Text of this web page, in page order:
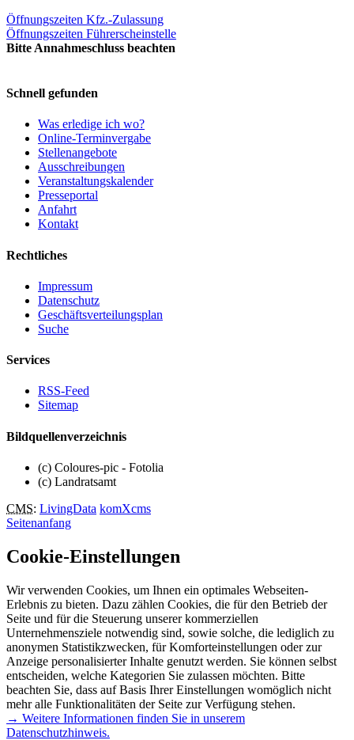
Öffnungszeiten Kfz.-Zulassung
Öffnungszeiten Führerscheinstelle
Bitte Annahmeschluss beachten
Schnell gefunden
Was erledige ich wo?
Online-Terminvergabe
Stellenangebote
Ausschreibungen
Veranstaltungskalender
Presseportal
Anfahrt
Kontakt
Rechtliches
Impressum
Datenschutz
Geschäftsverteilungsplan
Suche
Services
RSS-Feed
Sitemap
Bildquellenverzeichnis
(c) Coloures-pic - Fotolia
(c) Landratsamt
CMS: LivingData komXcms
Seitenanfang
Cookie-Einstellungen
Wir verwenden Cookies, um Ihnen ein optimales Webseiten-
Erlebnis zu bieten. Dazu zählen Cookies, die für den Betrieb der
Seite und für die Steuerung unserer kommerziellen
Unternehmensziele notwendig sind, sowie solche, die lediglich zu
anonymen Statistikzwecken, für Komforteinstellungen oder zur
Anzeige personalisierter Inhalte genutzt werden. Sie können selbst
entscheiden, welche Kategorien Sie zulassen möchten. Bitte
beachten Sie, dass auf Basis Ihrer Einstellungen womöglich nicht
mehr alle Funktionalitäten der Seite zur Verfügung stehen.
→ Weitere Informationen finden Sie in unserem
Datenschutzhinweis.